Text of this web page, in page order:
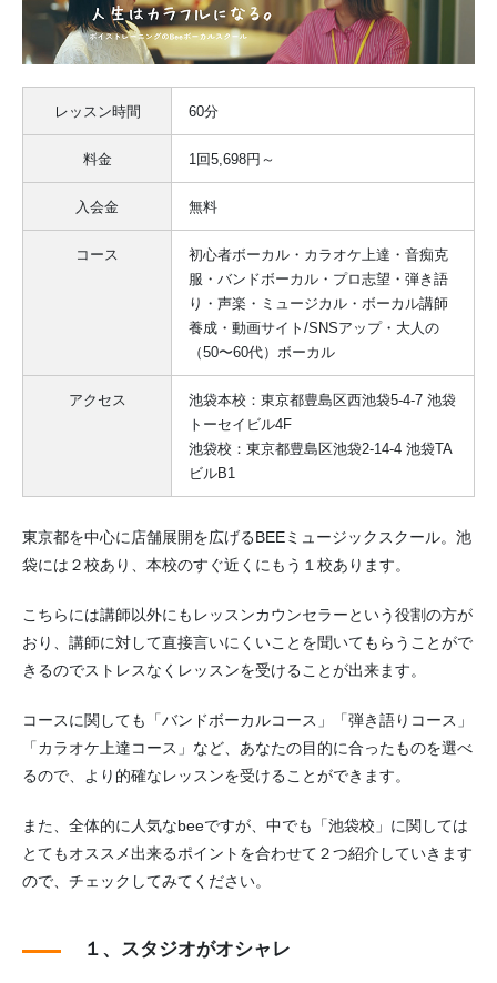
レッスン時間 60分
料金 1回5,698円～
入会金 無料
コース
初心者ボーカル・カラオケ上達・音痴克
服・バンドボーカル・プロ志望・弾き語
り・声楽・ミュージカル・ボーカル講師
養成・動画サイト/SNSアップ・大人の
（50〜60代）ボーカル
アクセス
池袋本校：東京都豊島区西池袋5-4-7 池袋
トーセイビル4F
池袋校：東京都豊島区池袋2-14-4 池袋TA
ビルB1
東京都を中心に店舗展開を広げるBEEミュージックスクール。池
袋には２校あり、本校のすぐ近くにもう１校あります。
こちらには講師以外にもレッスンカウンセラーという役割の方が
おり、講師に対して直接言いにくいことを聞いてもらうことがで
きるのでストレスなくレッスンを受けることが出来ます。
コースに関しても「バンドボーカルコース」「弾き語りコース」
「カラオケ上達コース」など、あなたの目的に合ったものを選べ
るので、より的確なレッスンを受けることができます。
また、全体的に人気なbeeですが、中でも「池袋校」に関しては
とてもオススメ出来るポイントを合わせて２つ紹介していきます
ので、チェックしてみてください。
１、スタジオがオシャレ